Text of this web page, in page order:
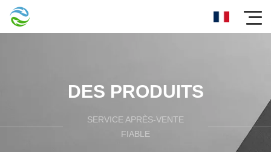
DES PRODUITS
SERVICE APRÈS-VENTE
FIABLE